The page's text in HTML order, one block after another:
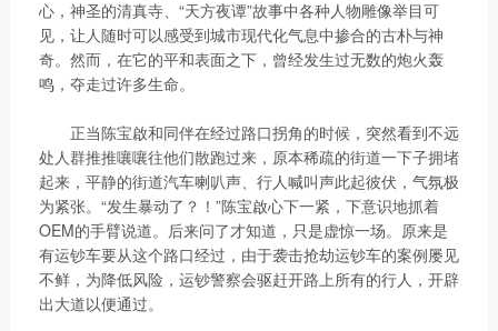
心，神圣的清真寺、“天方夜谭”故事中各种人物雕像举目可
见，让人随时可以感受到城市现代化气息中掺合的古朴与神
奇。然而，在它的平和表面之下，曾经发生过无数的炮火轰
鸣，夺走过许多生命。
正当陈宝啟和同伴在经过路口拐角的时候，突然看到不远
处人群推推嚷嚷往他们散跑过来，原本稀疏的街道一下子拥堵
起来，平静的街道汽车喇叭声、行人喊叫声此起彼伏，气氛极
为紧张。“发生暴动了？！”陈宝啟心下一紧，下意识地抓着
OEM的手臂说道。后来问了才知道，只是虚惊一场。原来是
有运钞车要从这个路口经过，由于袭击抢劫运钞车的案例屡见
不鲜，为降低风险，运钞警察会驱赶开路上所有的行人，开辟
出大道以便通过。